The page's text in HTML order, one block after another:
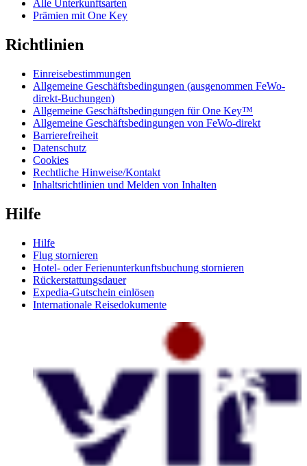
Alle Unterkunftsarten
Prämien mit One Key
Richtlinien
Einreisebestimmungen
Allgemeine Geschäftsbedingungen (ausgenommen FeWo-
direkt-Buchungen)
Allgemeine Geschäftsbedingungen für One Key™
Allgemeine Geschäftsbedingungen von FeWo-direkt
Barrierefreiheit
Datenschutz
Cookies
Rechtliche Hinweise/Kontakt
Inhaltsrichtlinien und Melden von Inhalten
Hilfe
Hilfe
Flug stornieren
Hotel- oder Ferienunterkunftsbuchung stornieren
Rückerstattungsdauer
Expedia-Gutschein einlösen
Internationale Reisedokumente